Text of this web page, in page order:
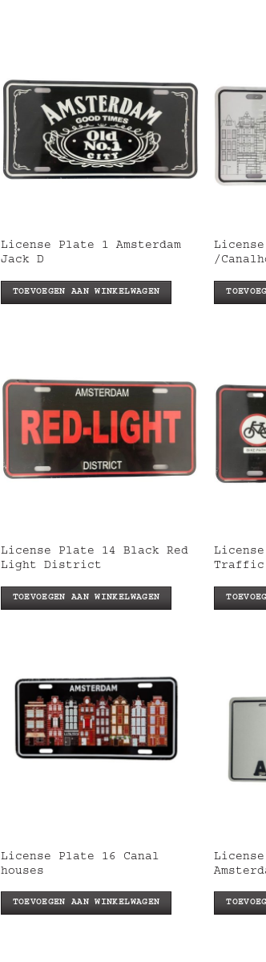
License Plate 1 Amsterdam
Jack D
TOEVOEGEN AAN WINKELWAGEN
/
License Plate 14 Black Red
Light District
TOEVOEGEN AAN WINKELWAGEN
Traffic
License Plate 16 Canal
houses
TOEVOEGEN AAN WINKELWAGEN